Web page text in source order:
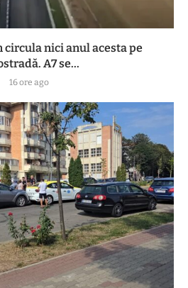
circula nici anul acesta pe
A7 se...
16 ore ago